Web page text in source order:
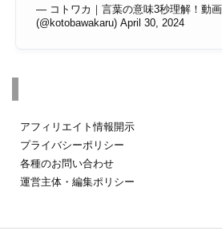
— コトワカ｜言葉の意味3秒理解！動画
(@kotobawakaru) April 30, 2024
アフィリエイト情報開示
プライバシーポリシー
各種のお問い合わせ
運営主体・編集ポリシー